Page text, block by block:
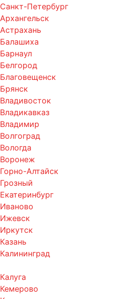
Санкт-Петербург
Архангельск
Астрахань
Балашиха
Барнаул
Белгород
Благовещенск
Брянск
Владивосток
Владикавказ
Владимир
Волгоград
Вологда
Воронеж
Горно-Алтайск
Грозный
Екатеринбург
Иваново
Ижевск
Иркутск
Казань
Калининград
Калуга
Кемерово